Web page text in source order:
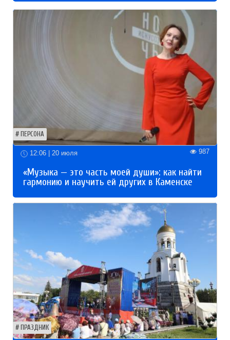
ПЕРСОНА
12:06 | 20 июля 987
«Музыка — это часть моей души»: как найти
гармонию и научить ей других в Каменске
ПРАЗДНИК